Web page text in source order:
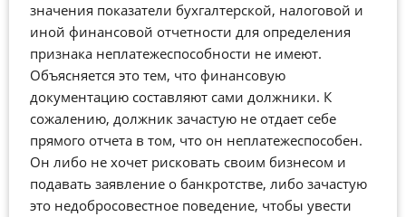
значения показатели бухгалтерской, налоговой и
иной финансовой отчетности для определения
признака неплатежеспособности не имеют.
Объясняется это тем, что финансовую
документацию составляют сами должники. К
сожалению, должник зачастую не отдает себе
прямого отчета в том, что он неплатежеспособен.
Он либо не хочет рисковать своим бизнесом и
подавать заявление о банкротстве, либо зачастую
это недобросовестное поведение, чтобы увести